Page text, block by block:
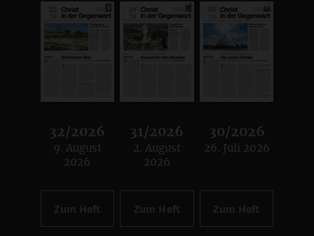
32/2026
:
9. August
2026
Zum Heft
31/2026
:
2. August
2026
Zum Heft
30/2026
:
26. Juli 2026
Zum Heft